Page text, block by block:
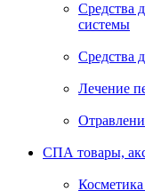
Средства
системы
Средства
Лечение
СПА товары,